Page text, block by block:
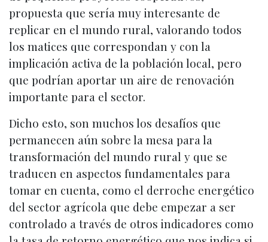
propuesta que sería muy interesante de
replicar en el mundo rural, valorando todos
los matices que correspondan y con la
implicación activa de la población local, pero
que podrían aportar un aire de renovación
importante para el sector.
Dicho esto, son muchos los desafíos que
permanecen aún sobre la mesa para la
transformación del mundo rural y que se
traducen en aspectos fundamentales para
tomar en cuenta, como el derroche energético
del sector agrícola que debe empezar a ser
controlado a través de otros indicadores como